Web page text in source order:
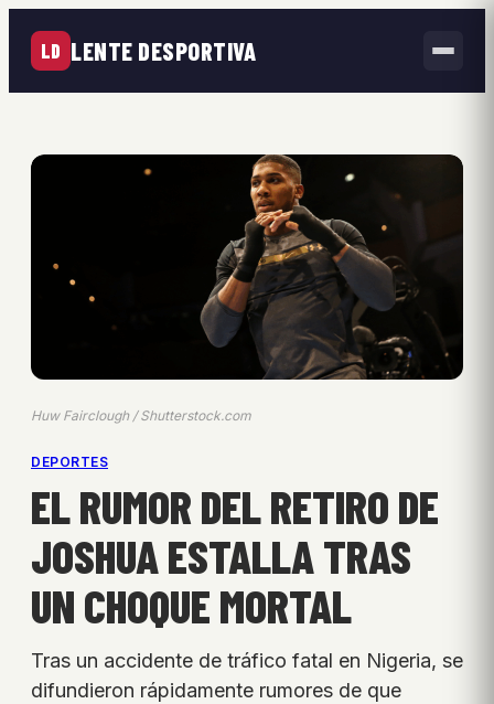
LD LENTE DESPORTIVA
Huw Fairclough / Shutterstock.com
DEPORTES
EL RUMOR DEL RETIRO DE
JOSHUA ESTALLA TRAS
UN CHOQUE MORTAL
Tras un accidente de tráfico fatal en Nigeria, se
difundieron rápidamente rumores de que